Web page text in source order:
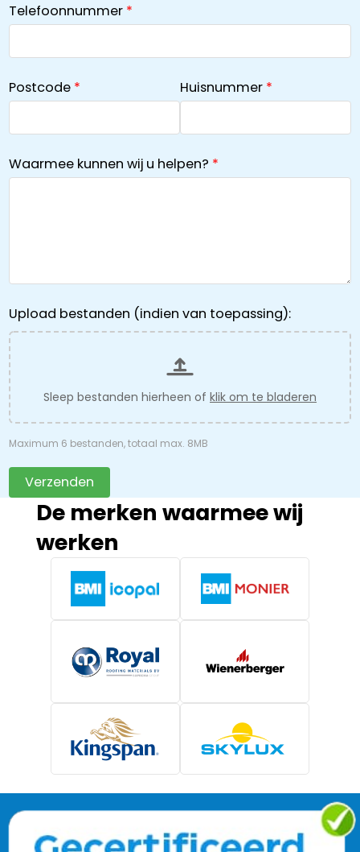
Telefoonnummer
Postcode Huisnummer
Waarmee kunnen wij u helpen?
Upload bestanden (indien van toepassing):
Sleep bestanden hierheen of klik om te bladeren
Maximum 6 bestanden, totaal max. 8MB
Verzenden
De merken waarmee wij
werken